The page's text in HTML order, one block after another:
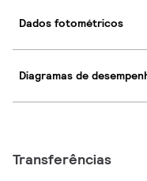
Dados fotométricos
Diagramas de
Transferências